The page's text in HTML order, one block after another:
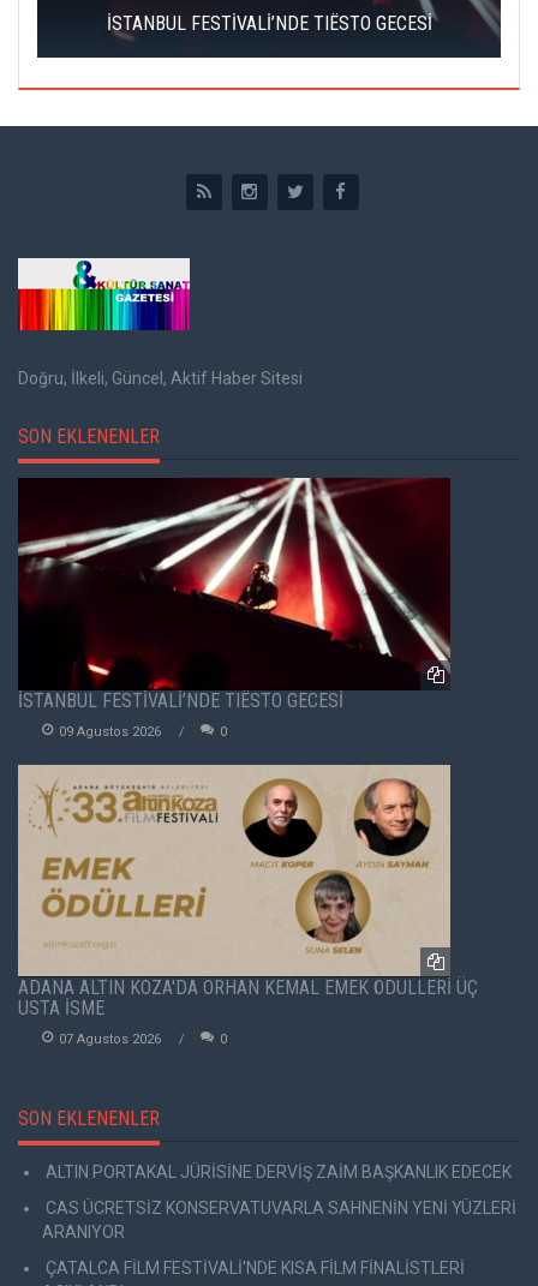
İSTANBUL FESTİVALİ’NDE TIËSTO GECESİ
Doğru, İlkeli, Güncel, Aktif Haber Sitesi
SON EKLENENLER
İSTANBUL FESTİVALİ’NDE TIËSTO GECESİ
09 Agustos 2026 0
ADANA ALTIN KOZA'DA ORHAN KEMAL EMEK ÖDÜLLERİ ÜÇ
USTA İSME
07 Agustos 2026 0
SON EKLENENLER
ALTIN PORTAKAL JÜRİSİNE DERVİŞ ZAİM BAŞKANLIK EDECEK
CAS ÜCRETSİZ KONSERVATUVARLA SAHNENİN YENİ YÜZLERİ
ARANIYOR
ÇATALCA FİLM FESTİVALİ'NDE KISA FİLM FİNALİSTLERİ